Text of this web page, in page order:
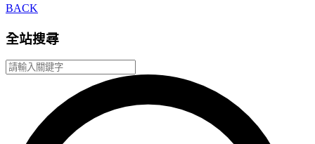
BACK
全站搜尋